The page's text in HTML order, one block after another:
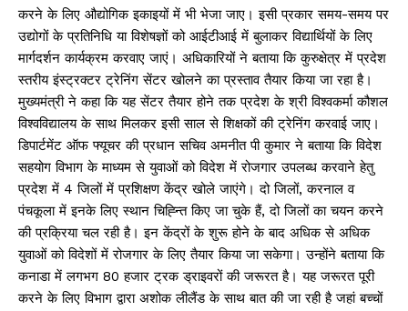
करने के लिए औद्योगिक इकाइयों में भी भेजा जाए। इसी प्रकार समय-समय पर
उद्योगों के प्रतिनिधि या विशेषज्ञों को आईटीआई में बुलाकर विद्यार्थियों के लिए
मार्गदर्शन कार्यक्रम करवाए जाएं। अधिकारियों ने बताया कि कुरुक्षेत्र में प्रदेश
स्तरीय इंस्ट्रक्टर ट्रेनिंग सेंटर खोलने का प्रस्ताव तैयार किया जा रहा है।
मुख्यमंत्री ने कहा कि यह सेंटर तैयार होने तक प्रदेश के श्री विश्वकर्मा कौशल
विश्वविद्यालय के साथ मिलकर इसी साल से शिक्षकों की ट्रेनिंग करवाई जाए।
डिपार्टमेंट ऑफ फ्यूचर की प्रधान सचिव अमनीत पी कुमार ने बताया कि विदेश
सहयोग विभाग के माध्यम से युवाओं को विदेश में रोजगार उपलब्ध करवाने हेतु
प्रदेश में 4 जिलों में प्रशिक्षण केंद्र खोले जाएंगे। दो जिलों, करनाल व
पंचकूला में इनके लिए स्थान चिह्न्ति किए जा चुके हैं, दो जिलों का चयन करने
की प्रक्रिया चल रही है। इन केंद्रों के शुरू होने के बाद अधिक से अधिक
युवाओं को विदेशों में रोजगार के लिए तैयार किया जा सकेगा। उन्होंने बताया कि
कनाडा में लगभग 80 हजार ट्रक ड्राइवरों की जरूरत है। यह जरूरत पूरी
करने के लिए विभाग द्वारा अशोक लीलैंड के साथ बात की जा रही है जहां बच्चों